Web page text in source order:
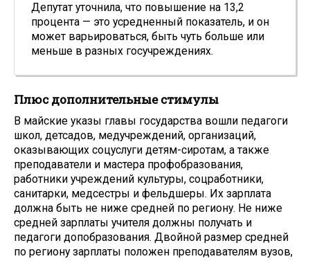
Депутат уточнила, что повышение на 13,2
процента — это усредненный показатель, и он
может варьироваться, быть чуть больше или
меньше в разных госучреждениях.
Плюс дополнительные стимулы
В майские указы главы государства вошли педагоги
школ, детсадов, медучреждений, организаций,
оказывающих соцуслуги детям-сиротам, а также
преподаватели и мастера профобразования,
работники учреждений культуры, соцработники,
санитарки, медсестры и фельдшеры. Их зарплата
должна быть не ниже средней по региону. Не ниже
средней зарплаты учителя должны получать и
педагоги допобразования. Двойной размер средней
по региону зарплаты положен преподавателям вузов,